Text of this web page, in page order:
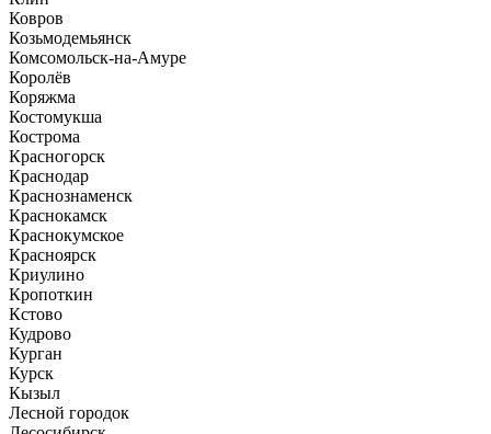
Ковров
Козьмодемьянск
Комсомольск-на-Амуре
Королёв
Коряжма
Костомукша
Кострома
Красногорск
Краснодар
Краснознаменск
Краснокамск
Краснокумское
Красноярск
Криулино
Кропоткин
Кстово
Кудрово
Курган
Курск
Кызыл
Лесной городок